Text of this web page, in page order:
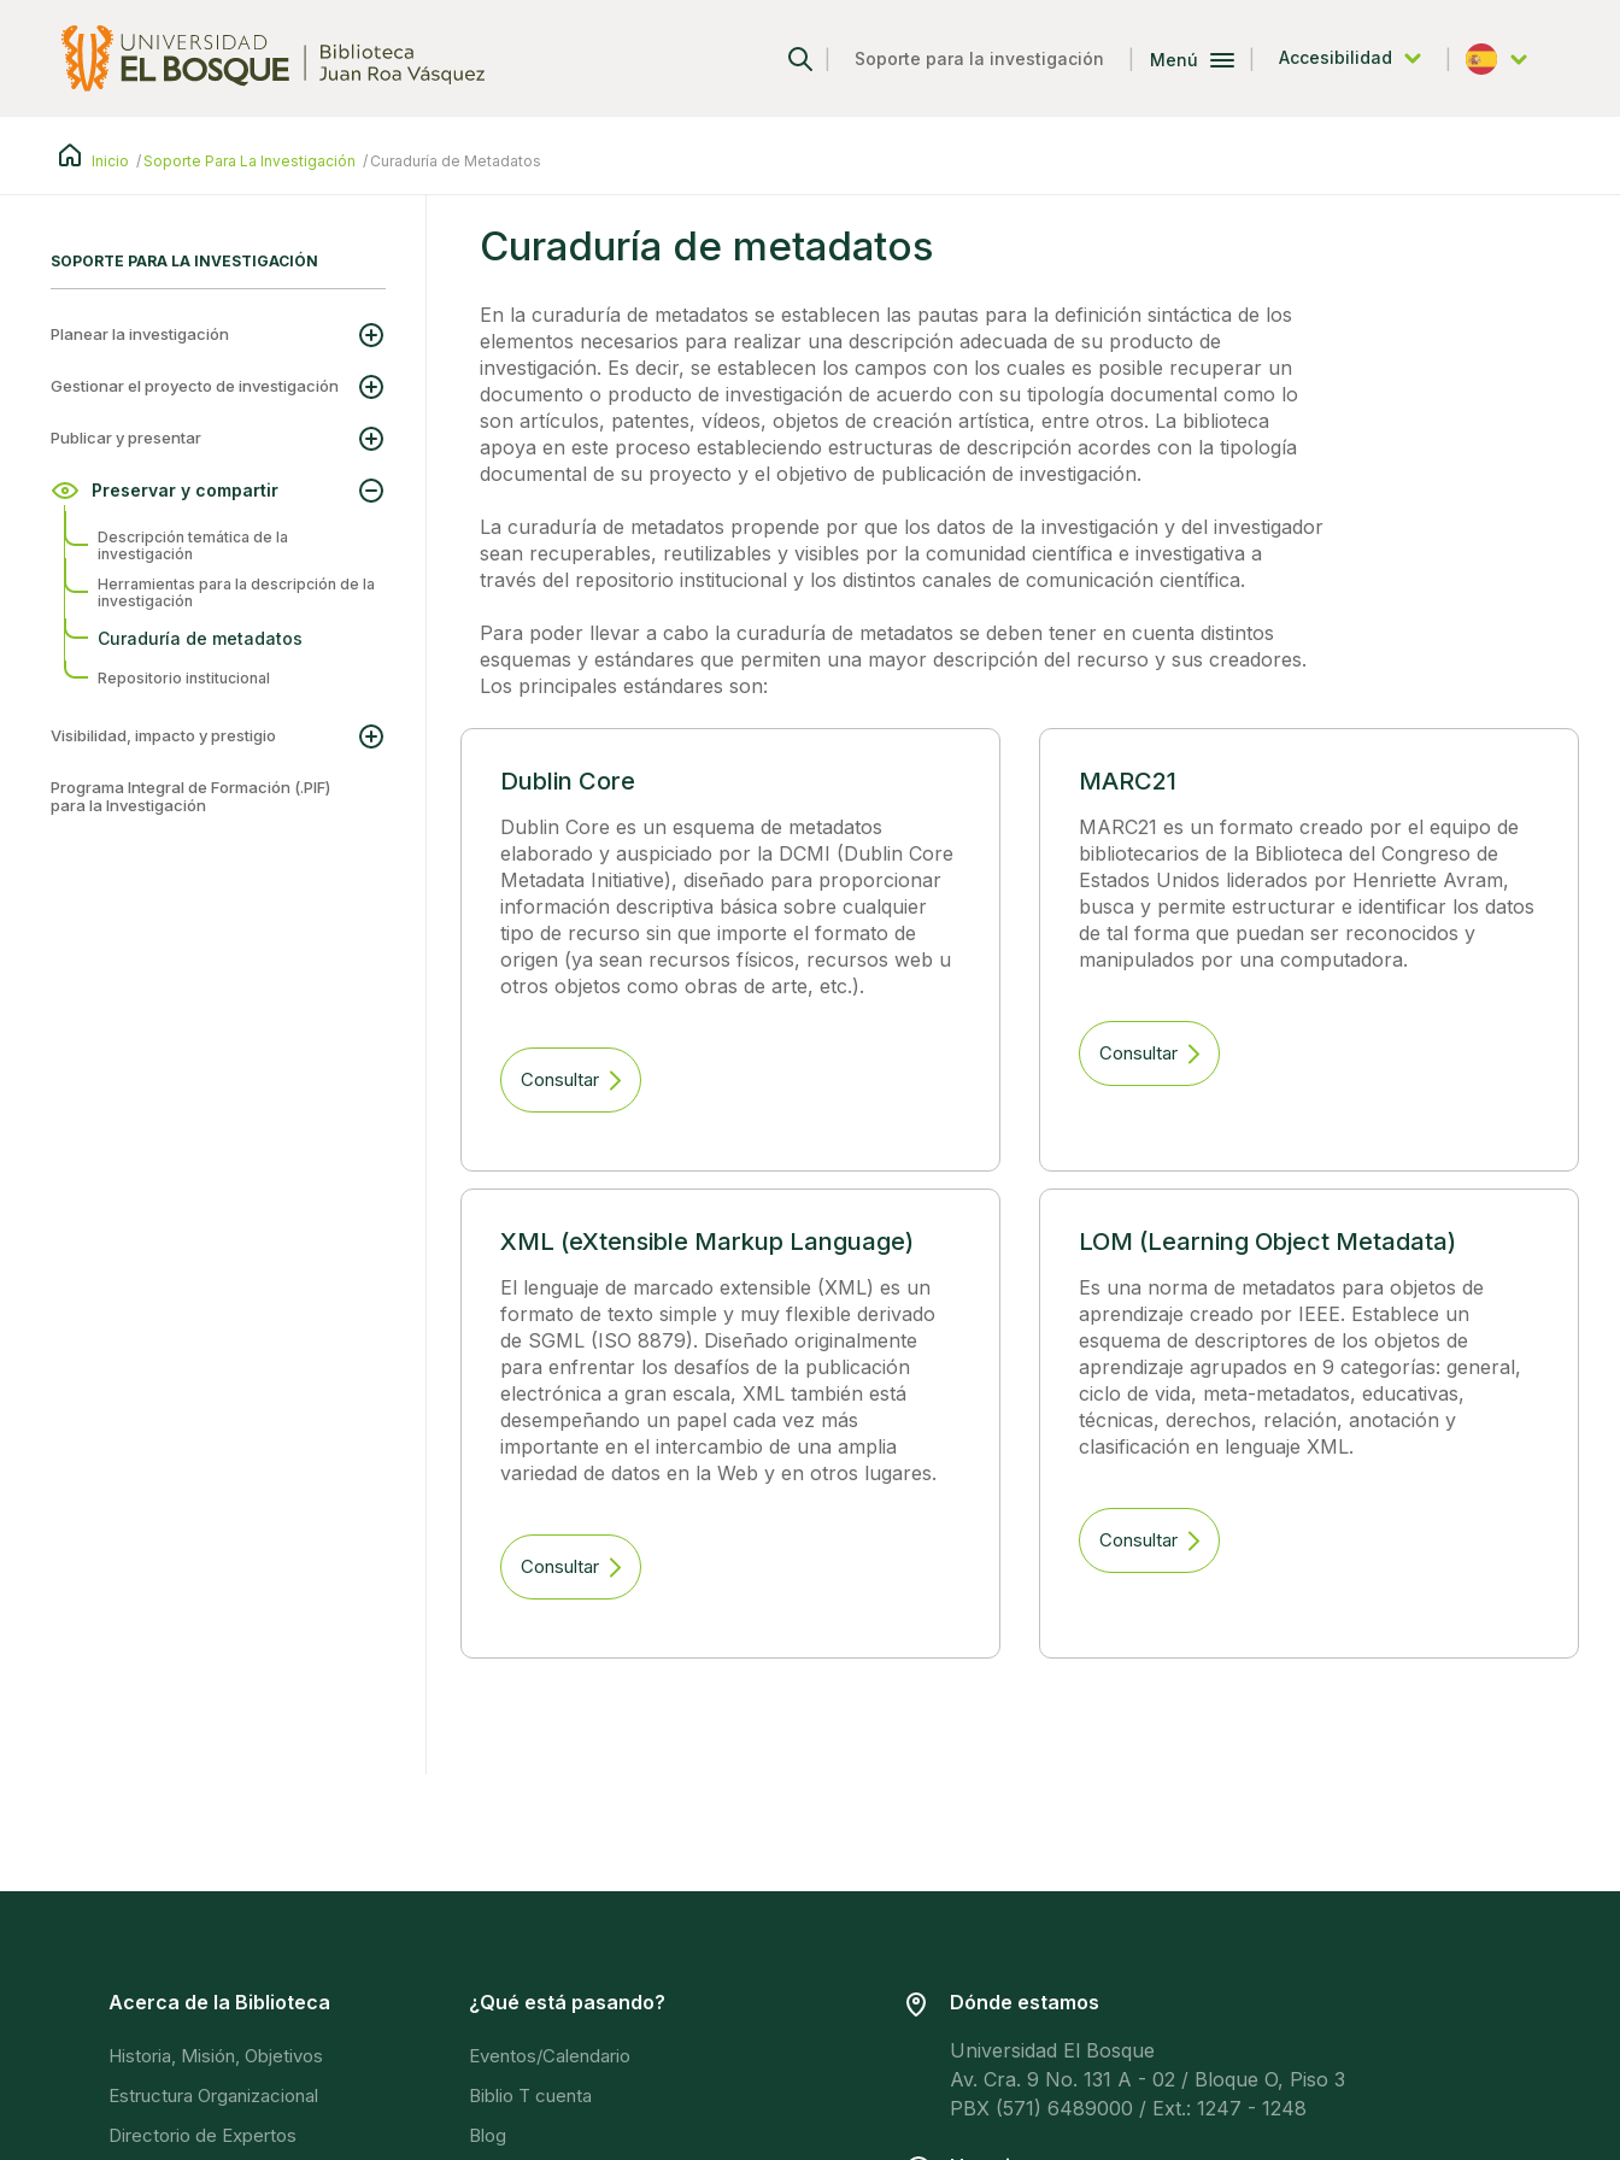
contenido
principal
Soporte para la investigación Menú Accesibilidad
Español
Inicio Soporte Para La Investigación Curaduría de Metadatos
SOPORTE PARA LA INVESTIGACIÓN
Planear la investigación
Gestionar el proyecto de investigación
Publicar y presentar
Preservar y compartir
Descripción temática de la
investigación
Herramientas para la descripción de la
investigación
Curaduría de metadatos
Repositorio institucional
Visibilidad, impacto y prestigio
Programa Integral de Formación (.PIF)
para la Investigación
Curaduría de metadatos
En la curaduría de metadatos se establecen las pautas para la definición sintáctica de los
elementos necesarios para realizar una descripción adecuada de su producto de
investigación. Es decir, se establecen los campos con los cuales es posible recuperar un
documento o producto de investigación de acuerdo con su tipología documental como lo
son artículos, patentes, vídeos, objetos de creación artística, entre otros. La biblioteca
apoya en este proceso estableciendo estructuras de descripción acordes con la tipología
documental de su proyecto y el objetivo de publicación de investigación.
La curaduría de metadatos propende por que los datos de la investigación y del investigador
sean recuperables, reutilizables y visibles por la comunidad científica e investigativa a
través del repositorio institucional y los distintos canales de comunicación científica.
Para poder llevar a cabo la curaduría de metadatos se deben tener en cuenta distintos
esquemas y estándares que permiten una mayor descripción del recurso y sus creadores.
Los principales estándares son:
Dublin Core
Dublin Core es un esquema de metadatos
elaborado y auspiciado por la DCMI (Dublin Core
Metadata Initiative), diseñado para proporcionar
información descriptiva básica sobre cualquier
tipo de recurso sin que importe el formato de
origen (ya sean recursos físicos, recursos web u
otros objetos como obras de arte, etc.).
Consultar
MARC21
MARC21 es un formato creado por el equipo de
bibliotecarios de la Biblioteca del Congreso de
Estados Unidos liderados por Henriette Avram,
busca y permite estructurar e identificar los datos
de tal forma que puedan ser reconocidos y
manipulados por una computadora.
Consultar
XML (eXtensible Markup Language)
El lenguaje de marcado extensible (XML) es un
formato de texto simple y muy flexible derivado
de SGML (ISO 8879). Diseñado originalmente
para enfrentar los desafíos de la publicación
electrónica a gran escala, XML también está
desempeñando un papel cada vez más
importante en el intercambio de una amplia
variedad de datos en la Web y en otros lugares.
Consultar
LOM (Learning Object Metadata)
Es una norma de metadatos para objetos de
aprendizaje creado por IEEE. Establece un
esquema de descriptores de los objetos de
aprendizaje agrupados en 9 categorías: general,
ciclo de vida, meta-metadatos, educativas,
técnicas, derechos, relación, anotación y
clasificación en lenguaje XML.
Consultar
Acerca de la Biblioteca
Historia, Misión, Objetivos
Estructura Organizacional
Directorio de Expertos
¿Qué está pasando?
Eventos/Calendario
Biblio T cuenta
Blog
Dónde estamos
Universidad El Bosque
Av. Cra. 9 No. 131 A - 02 / Bloque O, Piso 3
PBX (571) 6489000 / Ext.: 1247 - 1248